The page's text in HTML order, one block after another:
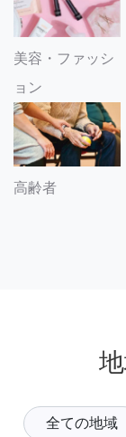
美容・ファッシ
ョン
高齢者
全ての地域